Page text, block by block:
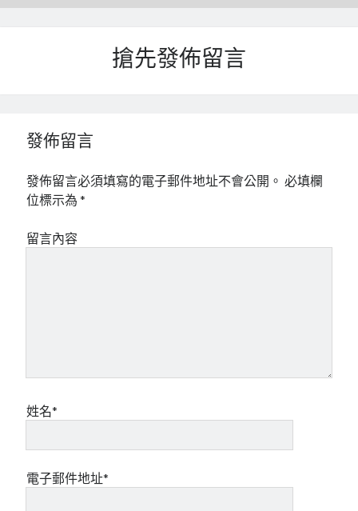
搶先發佈留言
發佈留言
發佈留言必須填寫的電子郵件地址不會公開。 必填欄
位標示為*
留言內容
姓名*
電子郵件地址*